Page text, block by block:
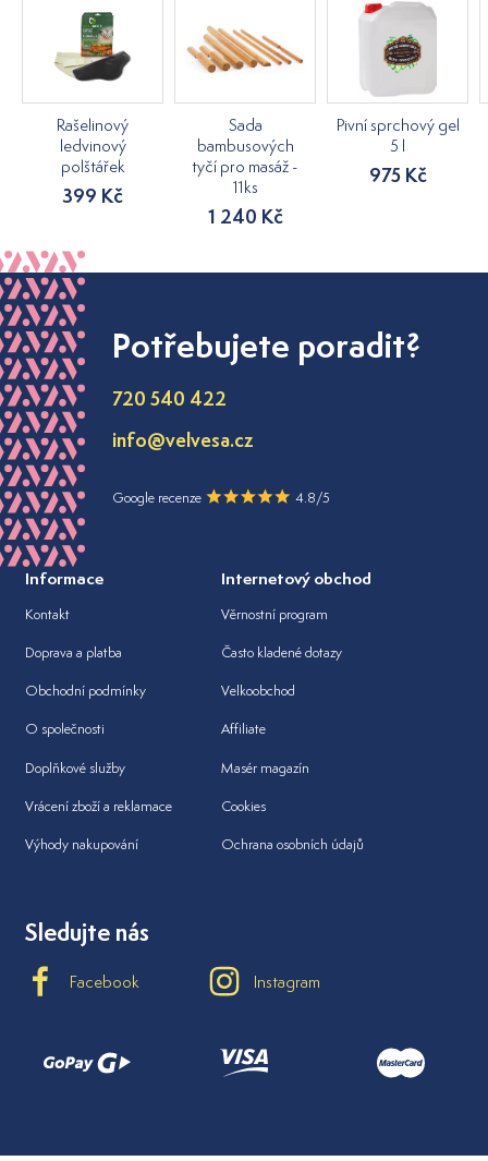
Rašelinový
ledvinový
polštářek
399 Kč
Sada
bambusových
tyčí pro masáž -
11ks
1 240 Kč
Pivní sprchový gel
5 l
975 Kč
Potřebujete poradit?
720 540 422
info@velvesa.cz
Google recenze 4.8/5
Informace
Kontakt
Doprava a platba
Obchodní podmínky
O společnosti
Doplňkové služby
Vrácení zboží a reklamace
Výhody nakupování
Internetový obchod
Věrnostní program
Často kladené dotazy
Velkoobchod
Affiliate
Masér magazín
Cookies
Ochrana osobních údajů
Sledujte nás
Facebook Instagram